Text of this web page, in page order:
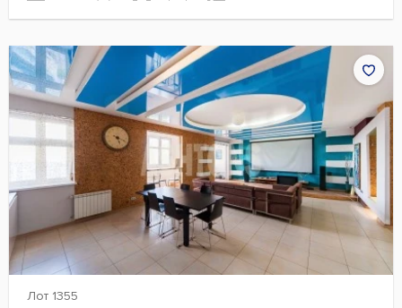
Лот 1355